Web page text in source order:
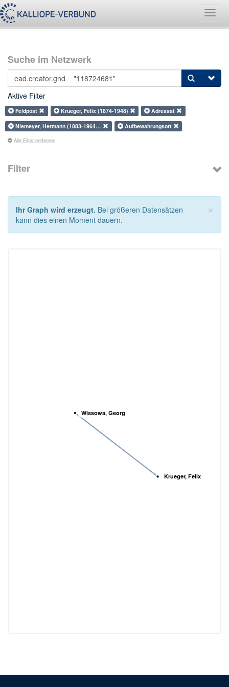
Suche im Netzwerk
Aktive Filter
Feldpost Krueger, Felix (1874-1948)
Adressat
Niemeyer, Hermann (1883-1964…
Aufbewahrungsort
Alle Filter entfernen
Filter
×
Ihr Graph wird erzeugt. Bei größeren Datensätzen
kann dies einen Moment dauern.
Wissowa, Georg
Krueger, Felix